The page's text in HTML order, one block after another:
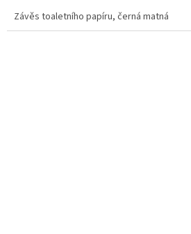
Závěs toaletního papíru, černá matná